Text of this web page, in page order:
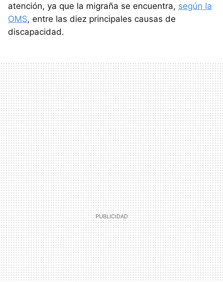
atención, ya que la migraña se encuentra, según la
OMS, entre las diez principales causas de
discapacidad.